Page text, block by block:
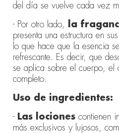
del día se vuelve cada vez
- Por otro lado,
la
presenta una estructura en
lo que hace que la esencia
refrescante. Es decir, que
se aplica sobre el cuerpo, el
completo.
Uso de ingredientes:
- Las locionescontienen
más exclusivos y lujosos,